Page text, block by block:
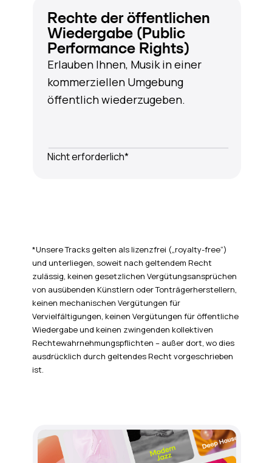
*Unsere Tracks gelten als lizenzfrei („royalty-free“)
und unterliegen, soweit nach geltendem Recht
zulässig, keinen gesetzlichen Vergütungsansprüchen
von ausübenden Künstlern oder Tonträgerherstellern,
keinen mechanischen Vergütungen für
Vervielfältigungen, keinen Vergütungen für öffentliche
Wiedergabe und keinen zwingenden kollektiven
Rechtewahrnehmungspflichten – außer dort, wo dies
ausdrücklich durch geltendes Recht vorgeschrieben
ist.
Rechte der öffentlichen
Wiedergabe (Public
Performance Rights)
Erlauben Ihnen, Musik in einer
kommerziellen Umgebung
öffentlich wiederzugeben.
Nicht erforderlich*